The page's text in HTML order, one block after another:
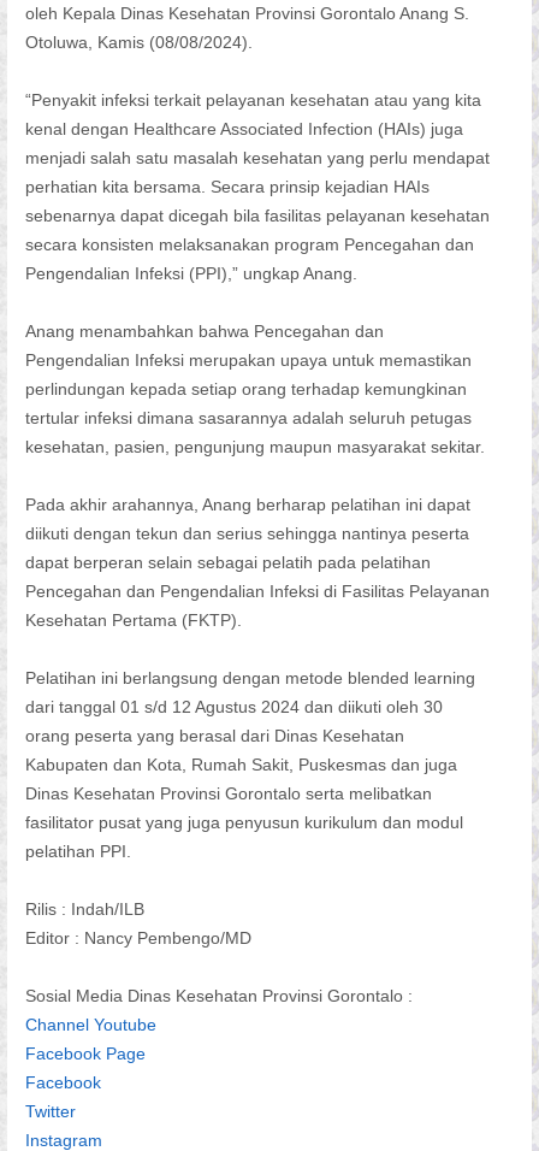
oleh Kepala Dinas Kesehatan Provinsi Gorontalo Anang S.
Otoluwa, Kamis (08/08/2024).
“Penyakit infeksi terkait pelayanan kesehatan atau yang kita
kenal dengan Healthcare Associated Infection (HAIs) juga
menjadi salah satu masalah kesehatan yang perlu mendapat
perhatian kita bersama. Secara prinsip kejadian HAIs
sebenarnya dapat dicegah bila fasilitas pelayanan kesehatan
secara konsisten melaksanakan program Pencegahan dan
Pengendalian Infeksi (PPI),” ungkap Anang.
Anang menambahkan bahwa Pencegahan dan
Pengendalian Infeksi merupakan upaya untuk memastikan
perlindungan kepada setiap orang terhadap kemungkinan
tertular infeksi dimana sasarannya adalah seluruh petugas
kesehatan, pasien, pengunjung maupun masyarakat sekitar.
Pada akhir arahannya, Anang berharap pelatihan ini dapat
diikuti dengan tekun dan serius sehingga nantinya peserta
dapat berperan selain sebagai pelatih pada pelatihan
Pencegahan dan Pengendalian Infeksi di Fasilitas Pelayanan
Kesehatan Pertama (FKTP).
Pelatihan ini berlangsung dengan metode blended learning
dari tanggal 01 s/d 12 Agustus 2024 dan diikuti oleh 30
orang peserta yang berasal dari Dinas Kesehatan
Kabupaten dan Kota, Rumah Sakit, Puskesmas dan juga
Dinas Kesehatan Provinsi Gorontalo serta melibatkan
fasilitator pusat yang juga penyusun kurikulum dan modul
pelatihan PPI.
Rilis : Indah/ILB
Editor : Nancy Pembengo/MD
Sosial Media Dinas Kesehatan Provinsi Gorontalo :
Channel Youtube
Facebook Page
Facebook
Twitter
Instagram